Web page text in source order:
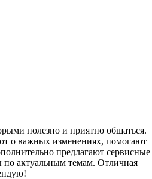
полезно и приятно общаться.
о важных изменениях, помогают
предлагают сервисные
по актуальным темам. Отличная